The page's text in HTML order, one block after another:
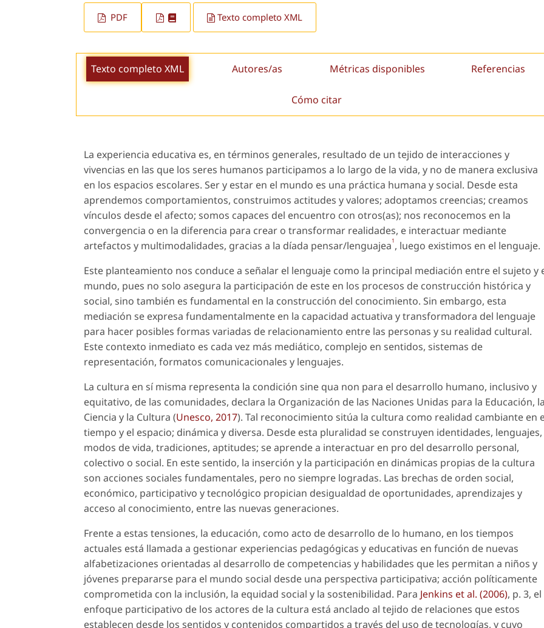
PDF Texto completo XML
Texto completo XML Autores/as Métricas disponibles Referencias
Cómo citar
La experiencia educativa es, en términos generales, resultado de un tejido de interacciones y
vivencias en las que los seres humanos participamos a lo largo de la vida, y no de manera exclusiva
en los espacios escolares. Ser y estar en el mundo es una práctica humana y social. Desde esta
aprendemos comportamientos, construimos actitudes y valores; adoptamos creencias; creamos
vínculos desde el afecto; somos capaces del encuentro con otros(as); nos reconocemos en la
convergencia o en la diferencia para crear o transformar realidades, e interactuar mediante
artefactos y multimodalidades, gracias a la díada pensar/lenguajea1, luego existimos en el lenguaje.
Este planteamiento nos conduce a señalar el lenguaje como la principal mediación entre el sujeto y
mundo, pues no solo asegura la participación de este en los procesos de construcción histórica y
social, sino también es fundamental en la construcción del conocimiento. Sin embargo, esta
mediación se expresa fundamentalmente en la capacidad actuativa y transformadora del lenguaje
para hacer posibles formas variadas de relacionamiento entre las personas y su realidad cultural.
Este contexto inmediato es cada vez más mediático, complejo en sentidos, sistemas de
representación, formatos comunicacionales y lenguajes.
La cultura en sí misma representa la condición sine qua non para el desarrollo humano, inclusivo y
equitativo, de las comunidades, declara la Organización de las Naciones Unidas para la Educación, la
Ciencia y la Cultura (Unesco, 2017). Tal reconocimiento sitúa la cultura como realidad cambiante en
tiempo y el espacio; dinámica y diversa. Desde esta pluralidad se construyen identidades, lenguajes,
modos de vida, tradiciones, aptitudes; se aprende a interactuar en pro del desarrollo personal,
colectivo o social. En este sentido, la inserción y la participación en dinámicas propias de la cultura
son acciones sociales fundamentales, pero no siempre logradas. Las brechas de orden social,
económico, participativo y tecnológico propician desigualdad de oportunidades, aprendizajes y
acceso al conocimiento, entre las nuevas generaciones.
Frente a estas tensiones, la educación, como acto de desarrollo de lo humano, en los tiempos
actuales está llamada a gestionar experiencias pedagógicas y educativas en función de nuevas
alfabetizaciones orientadas al desarrollo de competencias y habilidades que les permitan a niños y
jóvenes prepararse para el mundo social desde una perspectiva participativa; acción políticamente
comprometida con la inclusión, la equidad social y la sostenibilidad. Para Jenkins et al. (2006), p. 3, el
enfoque participativo de los actores de la cultura está anclado al tejido de relaciones que estos
establecen desde los sentidos y contenidos compartidos a través del uso de tecnologías, y cuyo